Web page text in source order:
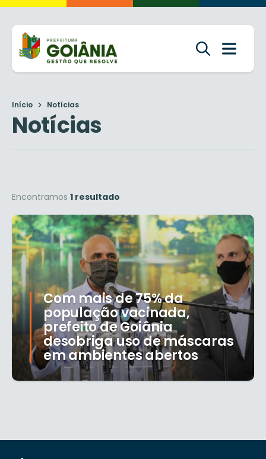
Início Notícias
Notícias
Encontramos 1 resultado
Com mais de 75% da
população vacinada,
prefeito de Goiânia
desobriga uso de máscaras
em ambientes abertos